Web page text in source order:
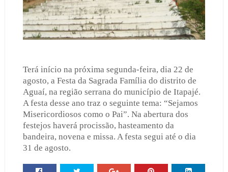
Terá início na próxima segunda-feira, dia 22 de
agosto, a Festa da Sagrada Família do distrito de
Aguaí, na região serrana do município de Itapajé.
A festa desse ano traz o seguinte tema: “Sejamos
Misericordiosos como o Pai”. Na abertura dos
festejos haverá procissão, hasteamento da
bandeira, novena e missa. A festa segui até o dia
31 de agosto.